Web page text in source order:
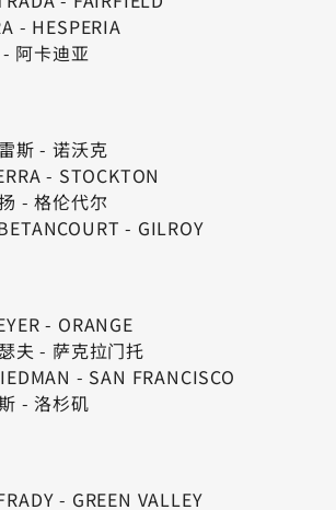
- HESPERIA
阿卡迪亚
斯 - 诺沃克
- STOCKTON
- 格伦代尔
- GILROY
- ORANGE
夫 - 萨克拉门托
- SAN FRANCISCO
- 洛杉矶
- GREEN VALLEY